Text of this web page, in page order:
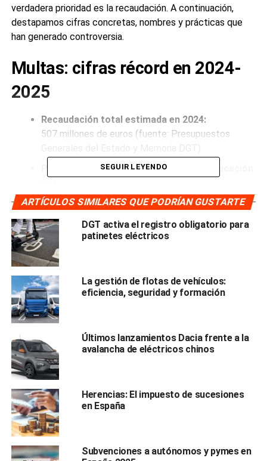
verdadera prioridad es la recaudación. A continuación,
destapamos cifras concretas, nombres y prácticas que
han generado controversia.
Multas: cifras récord en 2024-
2025
Recaudación total estimada en 2024:
507 millones de euros (fuente: Presupuestos
Porcentaje destinado a prevención y educación
Solo el 17% del total recaudado, según la
Asociación Automovilistas Europeos Asociados
(AEA)
Número de multas impuestas:
Más de 4,8 millones en 2024, el máximo histórico
desde el año 2000
Top 5 provincias con más sanciones:
Madrid, Sevilla, Valencia, Barcelona y Alicante
¿Dónde están los radares más
“recaudatorios”?
Según el informe anual de AEA 2025, los radares más
activos en España son:
Radar (Ubicación)
A-4, km 13, Madrid
67.000
3,2 M
SEGUIR LEYENDO
ARTÍCULOS SIMILARES QUE PODRÍAN GUSTARTE
DGT activa el registro obligatorio para
patinetes eléctricos
La gestión de flotas de vehículos:
eficiencia, seguridad y formación
Últimos lanzamientos Dacia frente a la
avalancha de eléctricos chinos
Herencias: El impuesto de sucesiones
en España
Subvenciones a autónomos y pymes en